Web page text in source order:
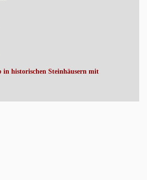
historischen Steinhäusern mit